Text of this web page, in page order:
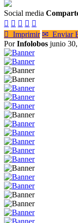
Social media
    
 Imprimir ✉ Enviar
PorInfolobos junio